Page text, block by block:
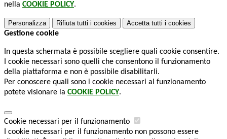
nella COOKIE POLICY.
Personalizza Rifiuta tutti i cookies Accetta tutti i cookies
Gestione cookie
In questa schermata è possibile scegliere quali cookie consentire.
I cookie necessari sono quelli che consentono il funzionamento
della piattaforma e non è possibile disabilitarli.
Per conoscere quali sono i cookie necessari al funzionamento
potete visionare la COOKIE POLICY.
Cookie necessari per il funzionamento
I cookie necessari per il funzionamento non possono essere